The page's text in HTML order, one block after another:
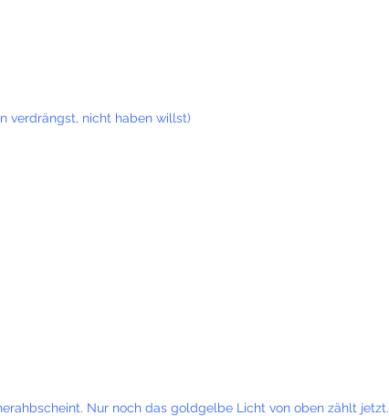
verdrängst, nicht haben willst)
Nur noch das goldgelbe Licht von oben zählt jetzt.